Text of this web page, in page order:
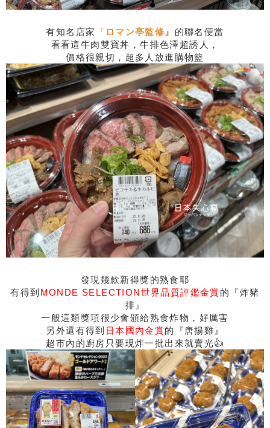
有知名店家 『 ロマン亭監修』 的聯名便當
看看這牛肉雙寶丼，牛排色澤超誘人，
價格很親切，超多人放進購物籃
發現幾款新得獎的熟食耶
有得到 MONDE SELECTION世界品質評鑑金賞的『炸豬
排』
一般這類獎項很少會頒給熟食炸物，好厲害
另外還有得到 日本國內金賞的『唐揚雞』
超市內的廚房只要現炸一批出來就賣光👍